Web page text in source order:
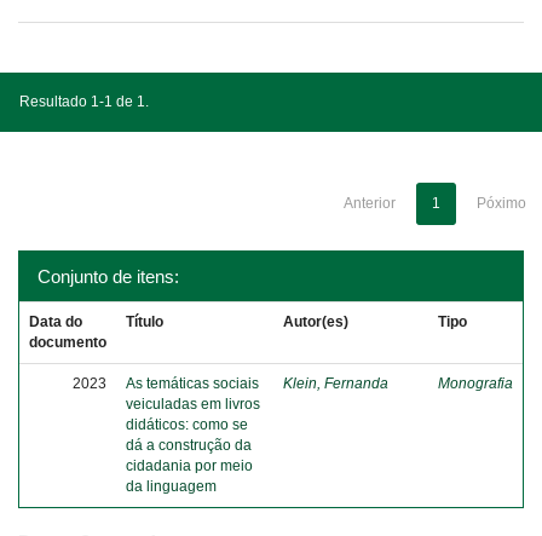
Resultado 1-1 de 1.
Anterior 1 Póximo
Conjunto de itens:
Data do
documento
Título Autor(es) Tipo
2023
As temáticas sociais
veiculadas em livros
didáticos: como se
dá a construção da
cidadania por meio
da linguagem
Klein, Fernanda Monografia